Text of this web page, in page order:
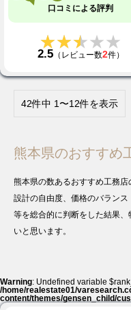
口コミによる評判
★★★★★
★★★★★
2.5（レビュー数2件）
42件中 1〜12件を表示
熊本県のおすすめ
熊本県の数あるおすすめ工務
設計の自由度、価格のバラン
等を総合的に判断をした結果
いと思います。
Warning: Undefined variable
/home/realestate01/
content/themes/gensen_child/